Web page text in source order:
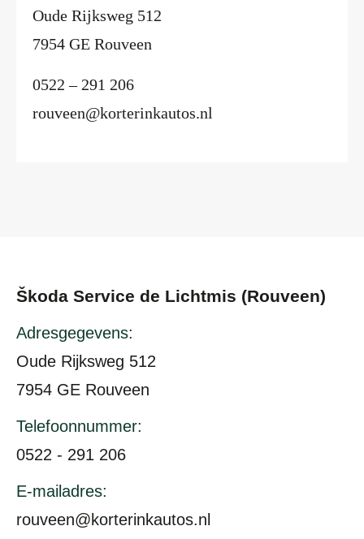
Oude Rijksweg 512
7954 GE Rouveen
0522 – 291 206
rouveen@korterinkautos.nl
Škoda Service de Lichtmis (Rouveen)
Adresgegevens:
Oude Rijksweg 512
7954 GE Rouveen
Telefoonnummer:
0522 - 291 206
E-mailadres:
rouveen@korterinkautos.nl